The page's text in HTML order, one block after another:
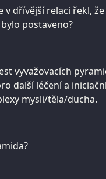
v dřívější relaci řekl,
postaveno?
vyvažovacích
další léčení a
mysli/těla/ducha.